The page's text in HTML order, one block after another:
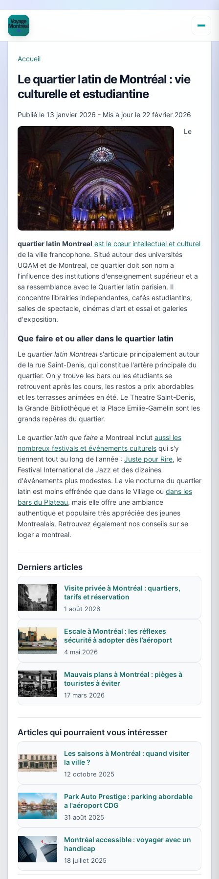
Accueil
Le quartier latin de Montréal : vie
culturelle et estudiantine
Publié le 13 janvier 2026 - Mis à jour le 22 février 2026
Le
quartier latin Montreal est le cœur intellectuel et culturel
de la ville francophone. Situé autour des universités
UQAM et de Montreal, ce quartier doit son nom a
l'influence des institutions d'enseignement supérieur et a
sa ressemblance avec le Quartier latin parisien. Il
concentre librairies independantes, cafés estudiantins,
salles de spectacle, cinémas d'art et essai et galeries
d'exposition.
Que faire et ou aller dans le quartier latin
Le quartier latin Montreals'articule principalement autour
de la rue Saint-Denis, qui constitue l'artère principale du
quartier. On y trouve les bars ou les étudiants se
retrouvent après les cours, les restos a prix abordables
et les terrasses animées en été. Le Theatre Saint-Denis,
la Grande Bibliothèque et la Place Emilie-Gamelin sont les
grands repères du quartier.
Le quartier latin que faire a Montreal inclut aussi les
nombreux festivals et événements culturels qui s'y
tiennent tout au long de l'année : Juste pour Rire, le
Festival International de Jazz et des dizaines
d'événements plus modestes. La vie nocturne du quartier
latin est moins effrénée que dans le Village ou dans les
bars du Plateau, mais elle offre une ambiance
authentique et populaire très appréciée des jeunes
Montrealais. Retrouvez également nos conseils sur se
loger a montreal.
Derniers articles
Visite privée à Montréal : quartiers,
tarifs et réservation
1 août 2026
Escale à Montréal : les réflexes
sécurité à adopter dès l’aéroport
4 mai 2026
Mauvais plans à Montréal : pièges à
touristes à éviter
17 mars 2026
Articles qui pourraient vous intéresser
Les saisons à Montréal : quand visiter
la ville ?
12 octobre 2025
Park Auto Prestige : parking abordable
a l'aéroport CDG
31 août 2025
Montréal accessible : voyager avec un
handicap
18 juillet 2025